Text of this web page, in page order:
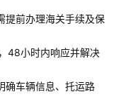
提前办理海关手续及保
48小时内响应并解决
确车辆信息、托运路